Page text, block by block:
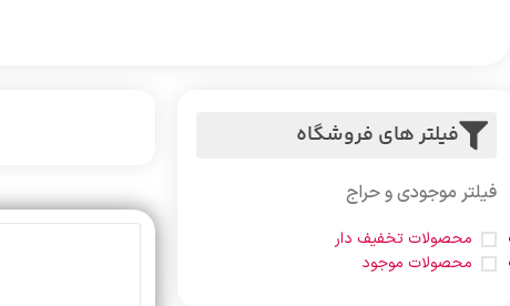
فیلتر های فروشگاه
فیلتر موجودی و حراج
محصولات تخفیف دار
محصولات موجود